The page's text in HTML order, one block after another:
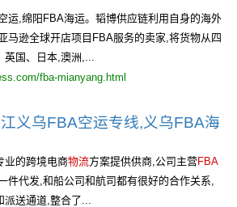
运,绵阳FBA海运。韬博供应链利用自身的海外
马逊全球开店项目FBA服务的卖家,将货物从四
英国、日本,澳洲,...
fba-mianyang.html
义乌FBA空运专线,义乌FBA海
业的跨境电商物流方案提供供商,公司主营FBA
件代发,和船公司和航司都有很好的合作关系,
派送通道,整合了...